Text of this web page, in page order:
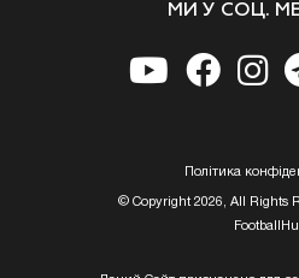
МИ У СОЦ.
Полiтика
© Copyright 2026, All Rights